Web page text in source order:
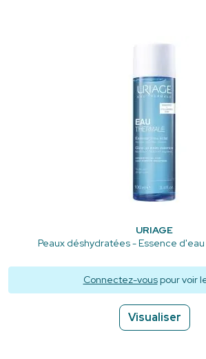
URIAGE
Peaux déshydratées - Essence
Connectez-vouspour voir
Visualiser